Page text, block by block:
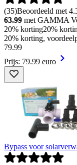
(35)Beoordeeld met
63.99 met GAMMA
20% korting20%
20% korting,
79.99
Prijs: 79.99 euro
Bypass voor